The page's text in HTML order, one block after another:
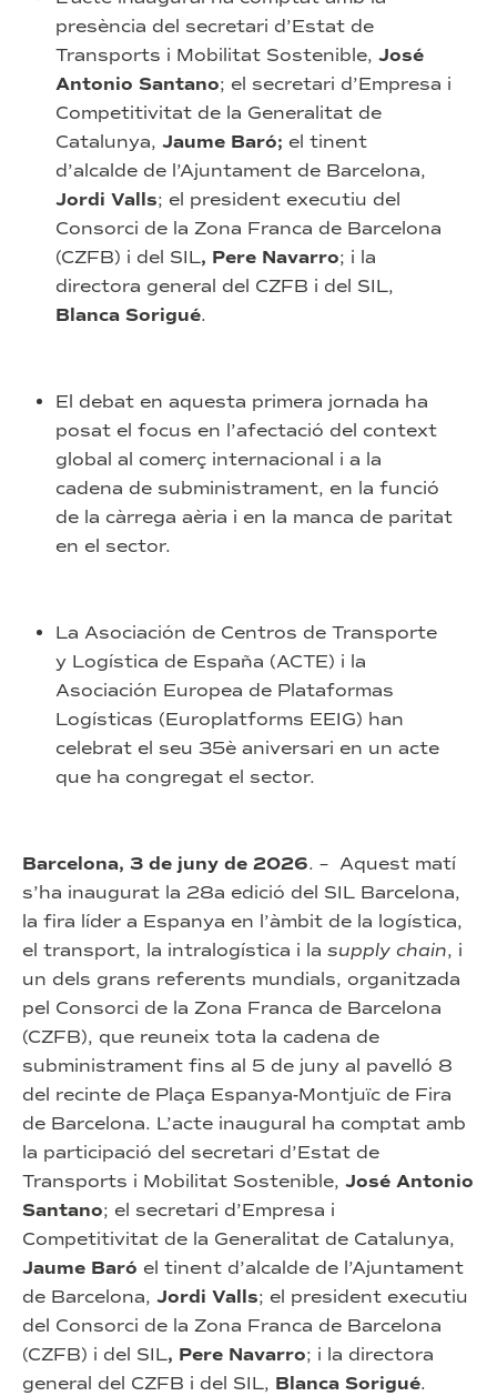
presència del secretari d’Estat de
Transports i Mobilitat Sostenible, José
Antonio Santano; el secretari d’Empresa i
Competitivitat de la Generalitat de
Catalunya, Jaume Baró; el tinent
d’alcalde de l’Ajuntament de Barcelona,
Jordi Valls; el president executiu del
Consorci de la Zona Franca de Barcelona
(CZFB) i del SIL, Pere Navarro; i la
directora general del CZFB i del SIL,
Blanca Sorigué.
El debat en aquesta primera jornada ha
posat el focus en l’afectació del context
global al comerç internacional i a la
cadena de subministrament, en la funció
de la càrrega aèria i en la manca de paritat
en el sector.
La Asociación de Centros de Transporte
y Logística de España (ACTE) i la
Asociación Europea de Plataformas
Logísticas (Europlatforms EEIG) han
celebrat el seu 35è aniversari en un acte
que ha congregat el sector.
Barcelona, 3 de juny de 2026. – Aquest matí
s’ha inaugurat la 28a edició del SIL Barcelona,
la fira líder a Espanya en l’àmbit de la logística,
el transport, la intralogística i la supply chain, i
un dels grans referents mundials, organitzada
pel Consorci de la Zona Franca de Barcelona
(CZFB), que reuneix tota la cadena de
subministrament fins al 5 de juny al pavelló 8
del recinte de Plaça Espanya-Montjuïc de Fira
de Barcelona. L’acte inaugural ha comptat amb
la participació del secretari d’Estat de
Transports i Mobilitat Sostenible, José Antonio
Santano; el secretari d’Empresa i
Competitivitat de la Generalitat de Catalunya,
Jaume Baró el tinent d’alcalde de l’Ajuntament
de Barcelona, Jordi Valls; el president executiu
del Consorci de la Zona Franca de Barcelona
(CZFB) i del SIL, Pere Navarro; i la directora
general del CZFB i del SIL, Blanca Sorigué.